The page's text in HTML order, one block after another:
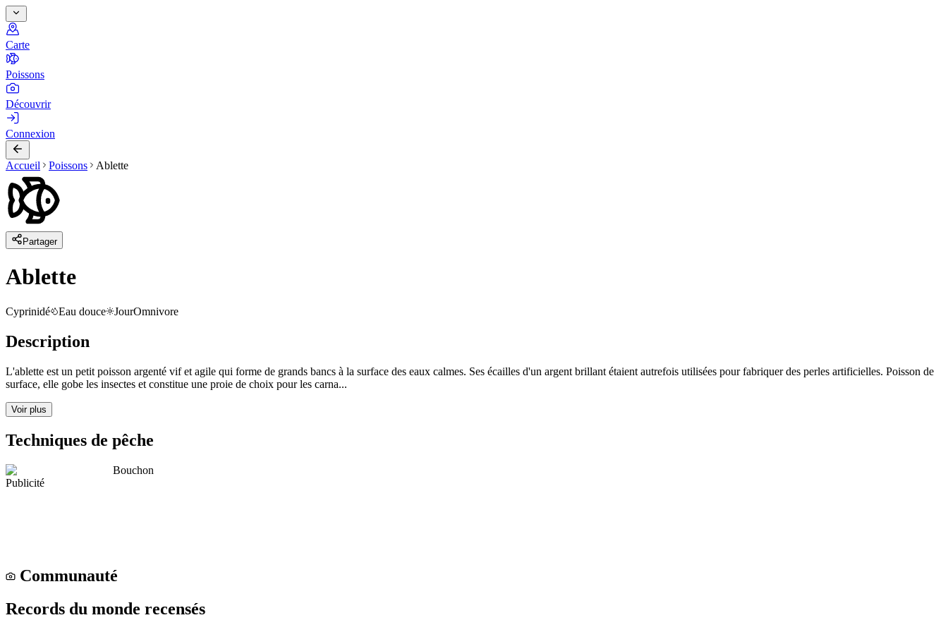
Carte
Poissons
Découvrir
Connexion
Accueil Poissons Ablette
Partager
Ablette
Cyprinidé Eau douce JourOmnivore
Description
L'ablette est un petit poisson argenté vif et agile qui forme de grands bancs à la surface des eaux calmes. Ses écailles d'un argent brillant étaient autrefois utilisées pour fabriquer des perles artificielles. Poisson de
surface, elle gobe les insectes et constitue une proie de choix pour les carna...
Voir plus
Techniques de pêche
Bouchon
Publicité
Communauté
Records du monde recensés